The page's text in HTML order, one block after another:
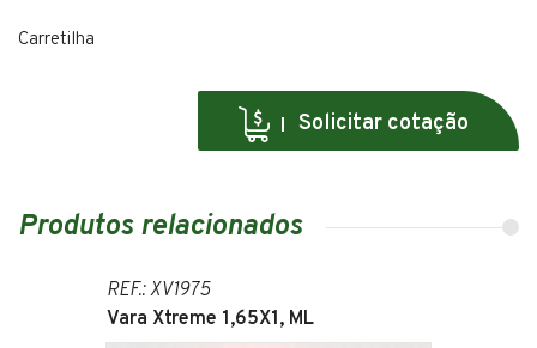
Carretilha
Solicitar cotação
Produtos relacionados
REF.: XV1975
Vara Xtreme 1,65X1, ML